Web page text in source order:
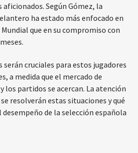
Según Gómez, la
ha estado más enfocado en
que en su compromiso con
serán cruciales para estos jugadores
a medida que el mercado de
los partidos se acercan. La atención
resolverán estas situaciones y qué
de la selección española